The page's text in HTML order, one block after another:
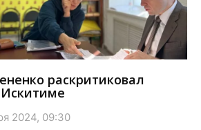
раскритиковал
2024, 09:30